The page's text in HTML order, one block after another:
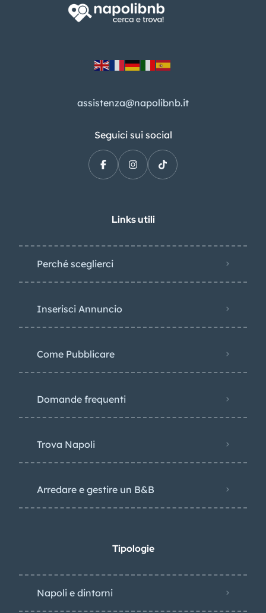
assistenza@napolibnb.it
Seguici sui social
Links utili
Perché sceglierci
Inserisci Annuncio
Come Pubblicare
Domande frequenti
Trova Napoli
Arredare e gestire un B&B
Tipologie
Napoli e dintorni